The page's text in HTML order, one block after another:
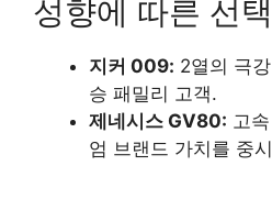
성향에 따른 선
지커 009: 2열의 극
승 패밀리 고객.
제네시스 GV80: 고
엄 브랜드 가치를 중